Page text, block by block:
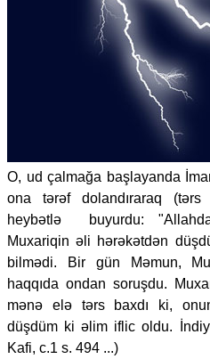
O, ud çalmağa başlayanda
ona tərəf dolandıraraq
heybətlə buyurdu:
Muxariqin əli hərəkətdən
bilmədi. Bir gün Məmun,
haqqıda ondan soruşdu.
mənə elə tərs baxdı ki,
düşdüm ki əlim iflic oldu.
Kafi, c.1 s. 494 ...)